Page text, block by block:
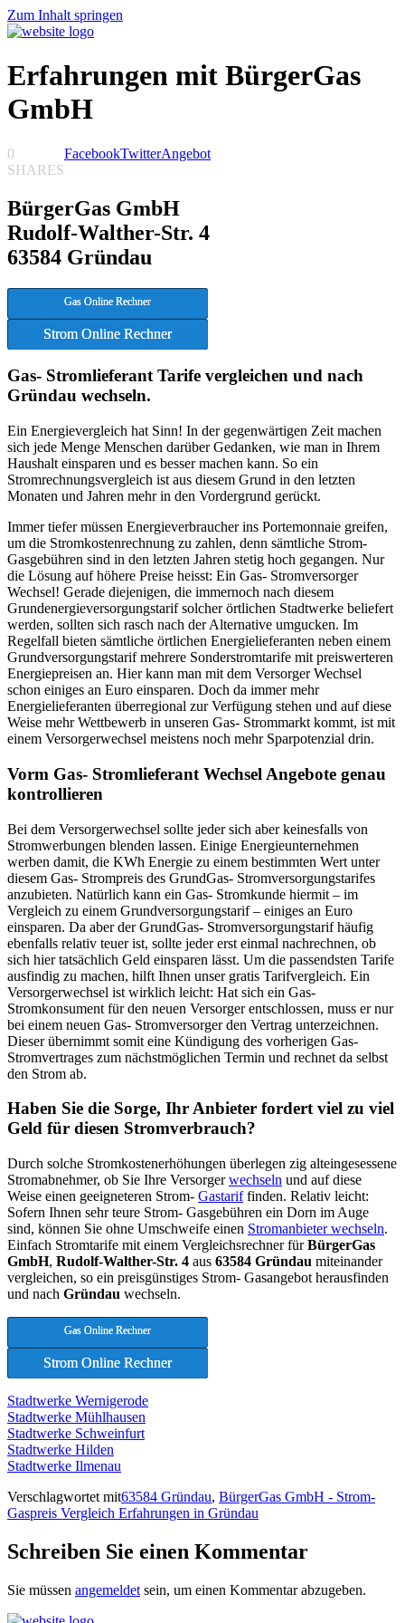
Zum Inhalt springen
Erfahrungen mit BürgerGas
GmbH
0
SHARES
FacebookTwitterAngebot
BürgerGas GmbH
Rudolf-Walther-Str. 4
63584 Gründau
Gas Online Rechner
Strom Online Rechner
Gas- Stromlieferant Tarife vergleichen und nach
Gründau wechseln.
Ein Energievergleich hat Sinn! In der gegenwärtigen Zeit machen
sich jede Menge Menschen darüber Gedanken, wie man in Ihrem
Haushalt einsparen und es besser machen kann. So ein
Stromrechnungsvergleich ist aus diesem Grund in den letzten
Monaten und Jahren mehr in den Vordergrund gerückt.
Immer tiefer müssen Energieverbraucher ins Portemonnaie greifen,
um die Stromkostenrechnung zu zahlen, denn sämtliche Strom-
Gasgebühren sind in den letzten Jahren stetig hoch gegangen. Nur
die Lösung auf höhere Preise heisst: Ein Gas- Stromversorger
Wechsel! Gerade diejenigen, die immernoch nach diesem
Grundenergieversorgungstarif solcher örtlichen Stadtwerke beliefert
werden, sollten sich rasch nach der Alternative umgucken. Im
Regelfall bieten sämtliche örtlichen Energielieferanten neben einem
Grundversorgungstarif mehrere Sonderstromtarife mit preiswerteren
Energiepreisen an. Hier kann man mit dem Versorger Wechsel
schon einiges an Euro einsparen. Doch da immer mehr
Energielieferanten überregional zur Verfügung stehen und auf diese
Weise mehr Wettbewerb in unseren Gas- Strommarkt kommt, ist mit
einem Versorgerwechsel meistens noch mehr Sparpotenzial drin.
Vorm Gas- Stromlieferant Wechsel Angebote genau
kontrollieren
Bei dem Versorgerwechsel sollte jeder sich aber keinesfalls von
Stromwerbungen blenden lassen. Einige Energieunternehmen
werben damit, die KWh Energie zu einem bestimmten Wert unter
diesem Gas- Strompreis des GrundGas- Stromversorgungstarifes
anzubieten. Natürlich kann ein Gas- Stromkunde hiermit – im
Vergleich zu einem Grundversorgungstarif – einiges an Euro
einsparen. Da aber der GrundGas- Stromversorgungstarif häufig
ebenfalls relativ teuer ist, sollte jeder erst einmal nachrechnen, ob
sich hier tatsächlich Geld einsparen lässt. Um die passendsten Tarife
ausfindig zu machen, hilft Ihnen unser gratis Tarifvergleich. Ein
Versorgerwechsel ist wirklich leicht: Hat sich ein Gas-
Stromkonsument für den neuen Versorger entschlossen, muss er nur
bei einem neuen Gas- Stromversorger den Vertrag unterzeichnen.
Dieser übernimmt somit eine Kündigung des vorherigen Gas-
Stromvertrages zum nächstmöglichen Termin und rechnet da selbst
den Strom ab.
Haben Sie die Sorge, Ihr Anbieter fordert viel zu viel
Geld für diesen Stromverbrauch?
Durch solche Stromkostenerhöhungen überlegen zig alteingesessene
Stromabnehmer, ob Sie Ihre Versorgerwechseln und auf diese
Weise einen geeigneteren Strom- Gastariffinden. Relativ leicht:
Sofern Ihnen sehr teure Strom- Gasgebühren ein Dorn im Auge
sind, können Sie ohne Umschweife einen Stromanbieter wechseln.
Einfach Stromtarife mit einem Vergleichsrechner fürBürgerGas
GmbH, Rudolf-Walther-Str. 4 aus 63584 Gründau miteinander
vergleichen, so ein preisgünstiges Strom- Gasangebot herausfinden
und nach Gründau wechseln.
Gas Online Rechner
Strom Online Rechner
Stadtwerke Wernigerode
Stadtwerke Mühlhausen
Stadtwerke Schweinfurt
Stadtwerke Hilden
Stadtwerke Ilmenau
Verschlagwortet mit63584 Gründau, BürgerGas GmbH - Strom-
Gaspreis Vergleich Erfahrungen in Gründau
Schreiben Sie einen Kommentar
Sie müssen angemeldet sein, um einen Kommentar abzugeben.